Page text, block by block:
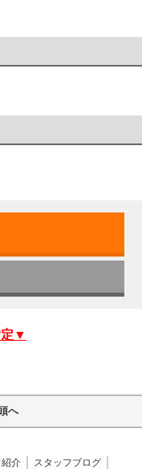
定▼
へ
紹介
スタッフブログ